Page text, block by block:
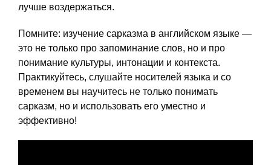
лучше воздержаться.
Помните: изучение сарказма в английском языке —
это не только про запоминание слов, но и про
понимание культуры, интонации и контекста.
Практикуйтесь, слушайте носителей языка и со
временем вы научитесь не только понимать
сарказм, но и использовать его уместно и
эффективно!